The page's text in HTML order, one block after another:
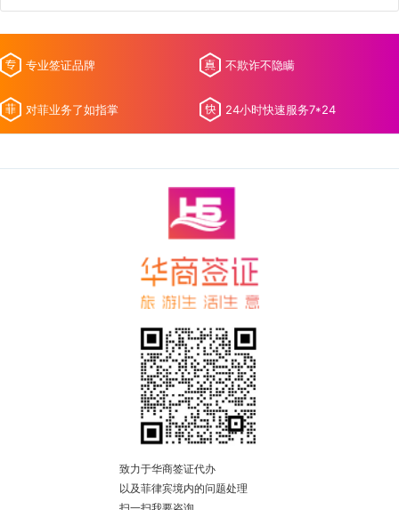
专业签证品牌 不欺诈不隐瞒
对菲业务了如指掌 24小时快速服务7*24
致力于华商签证代办
以及菲律宾境内的问题处理